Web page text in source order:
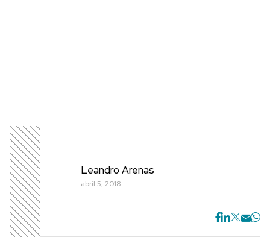
Leandro Arenas
abril 5, 2018